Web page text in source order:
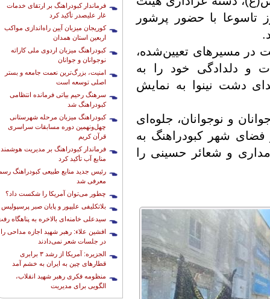
فرماندار کبودراهنگ بر ارتقای خدمات
غار علیصدر تأکید کرد
کوریجان میزبان آیین راه‌اندازی مواکب
اربعین استان همدان
کبودراهنگ میزبان اردوی ملی کاراته
نوجوانان و جوانان
امنیت، بزرگ‌ترین نعمت جامعه و بستر
اصلی توسعه است
سرهنگ رحیم بیاتی فرمانده انتظامی
کبودراهنگ شد
کبودراهنگ میزبان مرحله شهرستانی
چهل‌ونهمین دوره مسابقات سراسری
قرآن کریم
فرماندار کبودراهنگ بر مدیریت هوشمند
منابع آب تأکید کرد
رئیس جدید منابع طبیعی کبودراهنگ
معرفی شد
چطور می‌توان آمریکا را شکست داد؟
بلاتکلیفی علیپور و پایان صبر پرسپولیس
سیدعلی خامنه‌ای بالاخره به پناهگاه
افشین علاء: رهبر شهید اجازه مداحی را
در جلسات شعر نمی‌دادند
الجزیره: آمریکا از رشد ۳ برابری
قطارهای چین به ایران به خشم آمد
منظومه فکری رهبر شهید انقلاب،
الگویی برای مدیریت
با حضور پرشور
در مسیرهای تعیین‌شده،
و دلدادگی خود را به
دشت نینوا به نمایش
و نوجوانان، جلوه‌ای
شهر کبودراهنگ به
و شعائر حسینی را